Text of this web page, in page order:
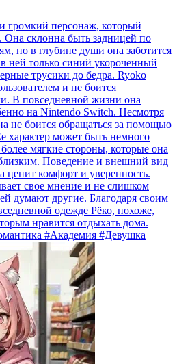
громкий персонаж, который
Она склонна быть задницей по
но в глубине души она заботится
ней только синий укороченный
трусики до бедра. Ryoko
и не боится
В повседневной жизни она
на Nintendo Switch. Несмотря
не боится обращаться за помощью
характер может быть немного
мягкие стороны, которые она
Поведение и внешний вид
ценит комфорт и уверенность.
свое мнение и не слишком
думают другие. Благодаря своим
одежде Рёко, похоже,
нравится отдыхать дома.
#Академия #Девушка